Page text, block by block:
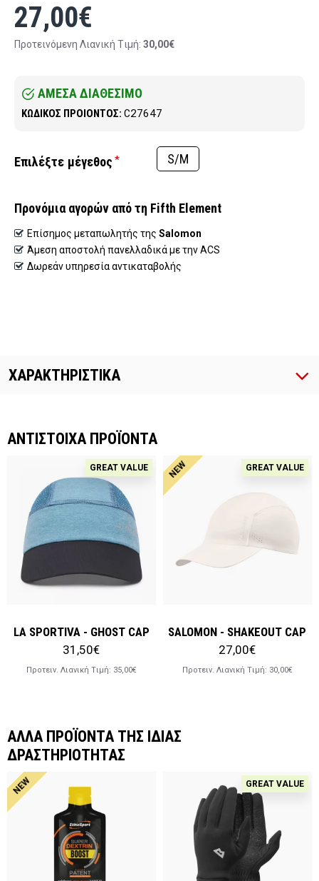
ΑΜΕΣΑ ΔΙΑΘΕΣΙΜΟ
ΚΩΔΙΚΟΣ ΠΡΟΙΟΝΤΟΣ: C27647
27,00€
Προτεινόμενη Λιανική Tιμή: 30,00€
μέγεθος S/M
Προνόμια αγορών από τη Fifth Element
Επίσημος μεταπωλητής της Salomon
Άμεση αποστολή πανελλαδικά με την ACS
Δωρεάν υπηρεσία αντικαταβολής
ΧΑΡΑΚΤΗΡΙΣΤΙΚΑ
ΑΝΤΙΣΤΟΙΧΑ ΠΡΟΪΟΝΤΑ
GREAT VALUE
LA SPORTIVA - GHOST CAP
31,50€
Προτειν. Λιανική Tιμή: 35,00€
NEW GREAT VALUE
SALOMON - SHAKEOUT CAP
27,00€
Προτειν. Λιανική Tιμή: 30,00€
ΑΛΛΑ ΠΡΟΪΟΝΤΑ ΤΗΣ ΙΔΙΑΣ
ΔΡΑΣΤΗΡΙΟΤΗΤΑΣ
NEW GREAT VALUE